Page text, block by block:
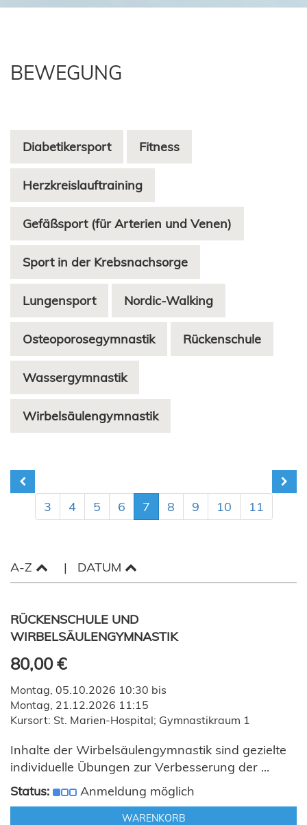
BEWEGUNG
Diabetikersport Fitness
Herzkreislauftraining
Gefäßsport (für Arterien und Venen)
Sport in der Krebsnachsorge
Lungensport Nordic-Walking
Osteoporosegymnastik Rückenschule
Wassergymnastik
Wirbelsäulengymnastik
3 4 5 6 7 8 9 10 11
A-Z DATUM
RÜCKENSCHULE UND
WIRBELSÄULENGYMNASTIK
80,00 €
Montag, 05.10.2026 10:30 bis
Montag, 21.12.2026 11:15
Kursort: St. Marien-Hospital; Gymnastikraum 1
Inhalte der Wirbelsäulengymnastik sind gezielte
individuelle Übungen zur Verbesserung der ...
Status:
Anmeldung möglich
WARENKORB